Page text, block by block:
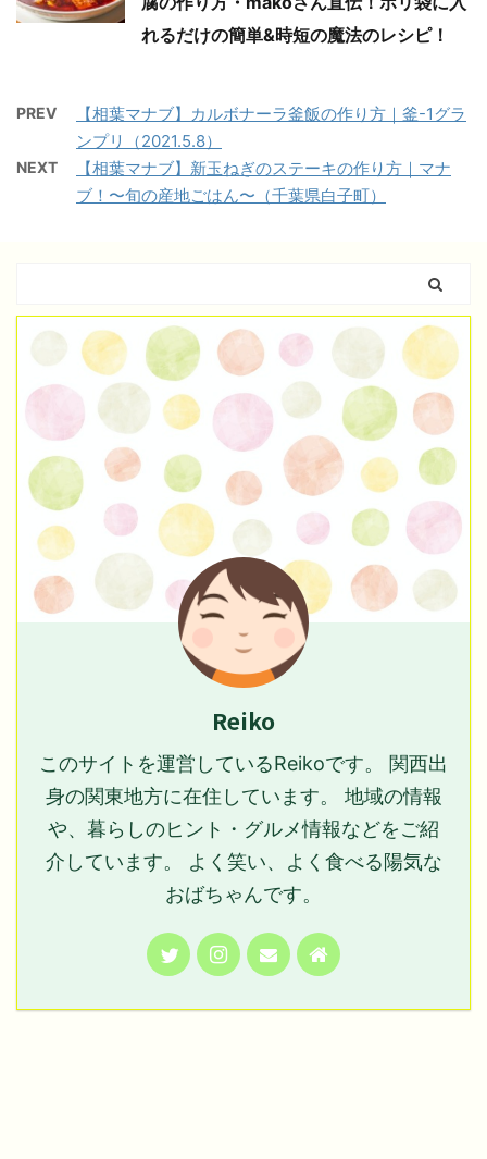
れるだけの簡単&時短の魔法のレシピ！
PREV
【相葉マナブ】カルボナーラ釜飯の作り方｜釜-1グラ
ンプリ（2021.5.8）
NEXT
【相葉マナブ】新玉ねぎのステーキの作り方｜マナ
ブ！〜旬の産地ごはん〜（千葉県白子町）
Reiko
このサイトを運営しているReikoです。 関西出
身の関東地方に在住しています。 地域の情報
や、暮らしのヒント・グルメ情報などをご紹
介しています。 よく笑い、よく食べる陽気な
おばちゃんです。